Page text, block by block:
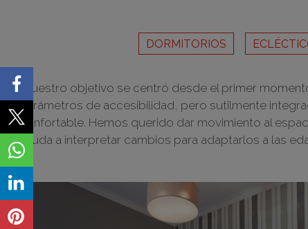
DORMITORIOS
“Nuestro objetivo se centró desde el primer
parámetros de accesibilidad, pero sutilmente
confortable. Hemos querido dar movimiento al
ayuda a interpretar cambios para adaptarlos a las